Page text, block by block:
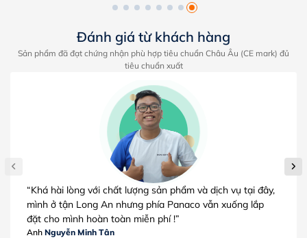
chúng tôi đã đồng hành cùng nhiều doanh nghiệp lớn nhỏ trên
Đánh giá từ khách hàng
Sản phẩm đã đạt chứng nhận phù hợp tiêu chuẩn Châu Âu (CE mark) đủ
tiêu chuẩn xuất
“Khá hài lòng với chất lượng sản phẩm và dịch vụ tại đây,
mình ở tận Long An nhưng phía Panaco vẫn xuống lắp
đặt cho mình hoàn toàn miễn phí !”
Anh Nguyễn Minh Tân